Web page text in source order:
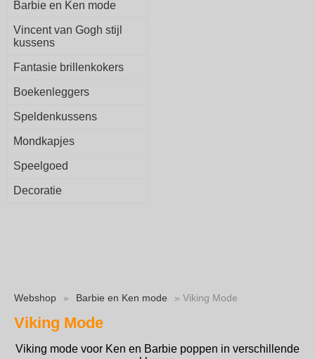
Barbie en Ken mode
Vincent van Gogh stijl
kussens
Fantasie brillenkokers
Boekenleggers
Speldenkussens
Mondkapjes
Speelgoed
Decoratie
Webshop » Barbie en Ken mode » Viking Mode
Viking Mode
Viking mode voor Ken en Barbie poppen in verschillende